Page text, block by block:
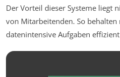
Der Vorteil dieser Systeme liegt
von Mitarbeitenden. So
datenintensive Aufgaben